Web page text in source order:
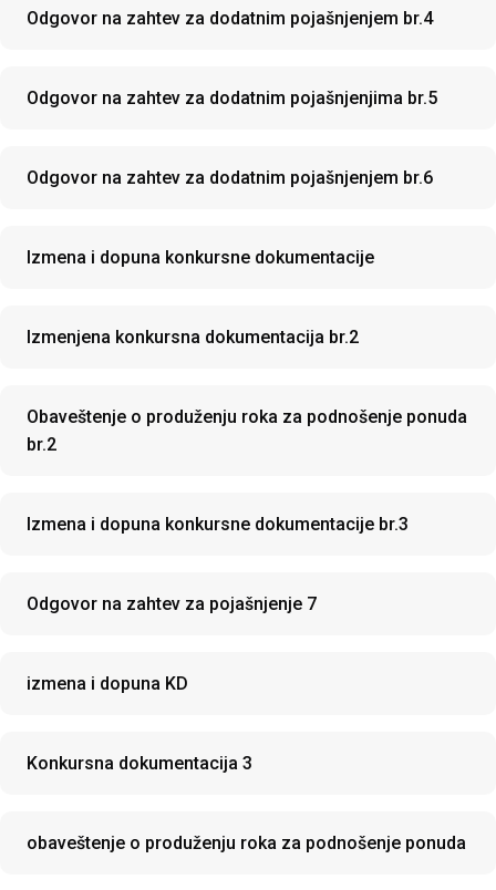
Odgovor na zahtev za dodatnim pojašnjenjem br.4
Odgovor na zahtev za dodatnim pojašnjenjima br.5
Odgovor na zahtev za dodatnim pojašnjenjem br.6
Izmena i dopuna konkursne dokumentacije
Izmenjena konkursna dokumentacija br.2
Obaveštenje o produženju roka za podnošenje ponuda
br.2
Izmena i dopuna konkursne dokumentacije br.3
Odgovor na zahtev za pojašnjenje 7
izmena i dopuna KD
Konkursna dokumentacija 3
obaveštenje o produženju roka za podnošenje ponuda